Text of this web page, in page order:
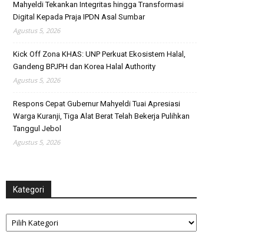
Mahyeldi Tekankan Integritas hingga Transformasi
Digital Kepada Praja IPDN Asal Sumbar
Agustus 5, 2026
Kick Off Zona KHAS: UNP Perkuat Ekosistem Halal,
Gandeng BPJPH dan Korea Halal Authority
Agustus 5, 2026
Respons Cepat Gubernur Mahyeldi Tuai Apresiasi
Warga Kuranji, Tiga Alat Berat Telah Bekerja Pulihkan
Tanggul Jebol
Agustus 5, 2026
Kategori
Kategori